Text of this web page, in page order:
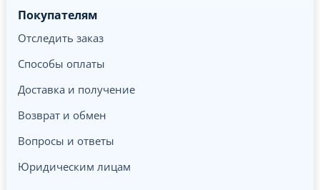
Покупателям
Отследить заказ
Способы оплаты
Доставка и получение
Возврат и обмен
Вопросы и ответы
Юридическим лицам